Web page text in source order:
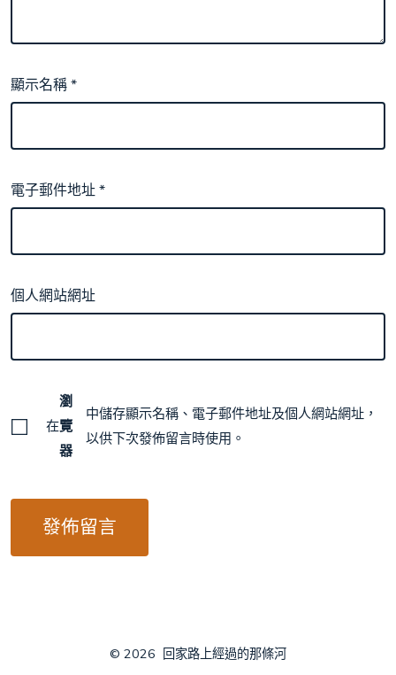
顯示名稱*
電子郵件地址*
個人網站網址
在
瀏
覽
器
中儲存顯示名稱、電子郵件地址及個人網站網址，
以供下次發佈留言時使用。
© 2026 回家路上經過的那條河